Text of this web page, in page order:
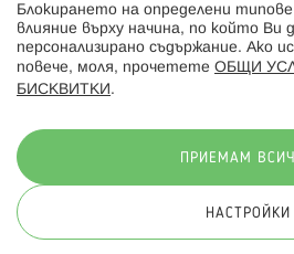
© 2026 Hippoland.net.
Блокирането на определени
влияние върху начина, по който Ви
персонализирано съдържание. Ако
повече, моля, прочетете ОБЩИ
БИСКВИТКИ .
ПРИЕМАМ
НАСТРОЙКИ